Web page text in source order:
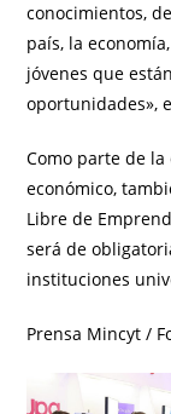
conocimientos,
país, la
jóvenes que
oportunidades»,
Como parte de
económico,
Libre de
será de
instituciones
Prensa Mincyt /